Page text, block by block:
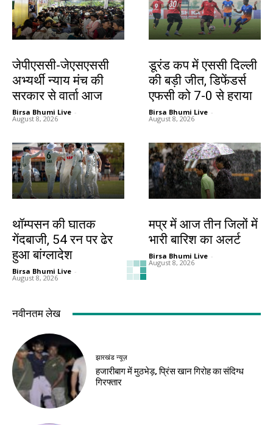
जेपीएससी-जेएसएससी
अभ्यर्थी न्याय मंच की
सरकार से वार्ता आज
Birsa Bhumi Live -
August 8, 2026
डूरंड कप में एससी दिल्ली
की बड़ी जीत, डिफेंडर्स
एफसी को 7-0 से हराया
Birsa Bhumi Live -
August 8, 2026
थॉम्पसन की घातक
गेंदबाजी, 54 रन पर ढेर
हुआ बांग्लादेश
Birsa Bhumi Live -
August 8, 2026
मप्र में आज तीन जिलों में
भारी बारिश का अलर्ट
Birsa Bhumi Live -
August 8, 2026
देश-विदेश
रूस से तेल खरीदने वाले
देशों पर अमेरिकी दबाव
देश-विदेश